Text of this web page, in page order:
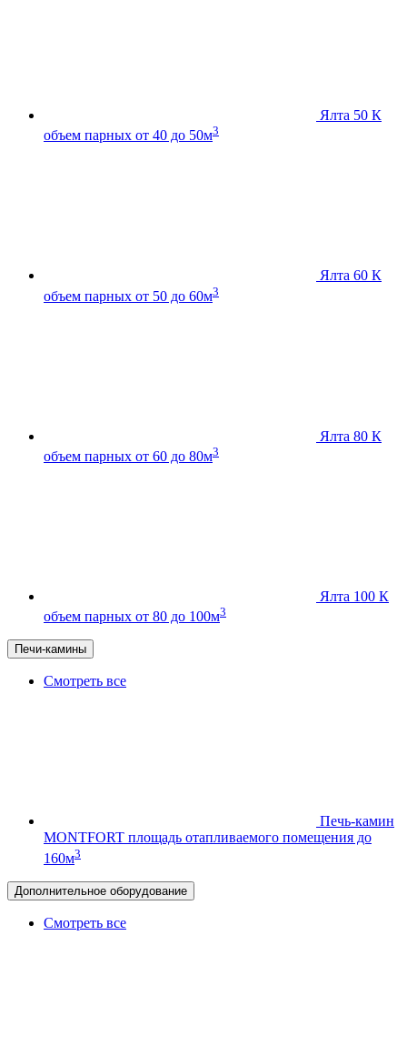
Ялта 50 К
объем парных от 40 до 50м3
Ялта 60 К
объем парных от 50 до 60м3
Ялта 80 К
объем парных от 60 до 80м3
Ялта 100 К
объем парных от 80 до 100м3
Печи-камины
Смотреть все
Печь-камин
MONTFORT площадь отапливаемого помещения до
160м3
Дополнительное оборудование
Смотреть все